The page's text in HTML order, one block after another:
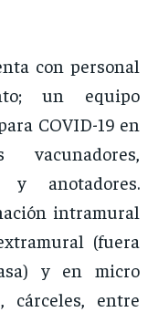
con personal
un equipo
COVID-19 en
y anotadores.
intramural
(fuera
y en micro
cárceles, entre